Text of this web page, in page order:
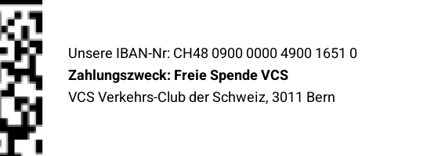
Unsere IBAN-Nr: CH48 0900 0000 4900 1651 0
Zahlungszweck: Freie Spende VCS
VCS Verkehrs-Club der Schweiz, 3011 Bern